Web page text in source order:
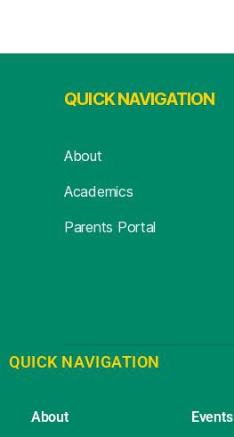
QUICK NAVIGATION
About
Academics
Parents Portal
QUICK NAVIGATION
About Events